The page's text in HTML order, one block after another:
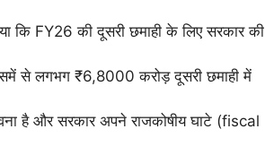
FY26 की दूसरी छमाही के लिए सरकार की
से लगभग ₹6,8000 करोड़ दूसरी छमाही में
है और सरकार अपने राजकोषीय घाटे (fiscal